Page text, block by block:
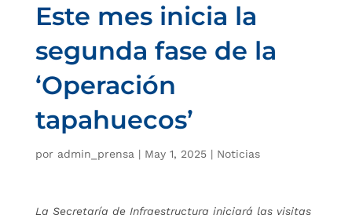
Este mes inicia la
segunda fase de la
‘Operación
tapahuecos’
por admin_prensa | May 1, 2025| Noticias
La Secretaría de Infraestructura iniciará las visitas